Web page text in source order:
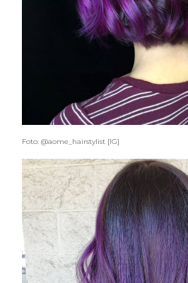
Foto: @aome_hairstylist [IG]